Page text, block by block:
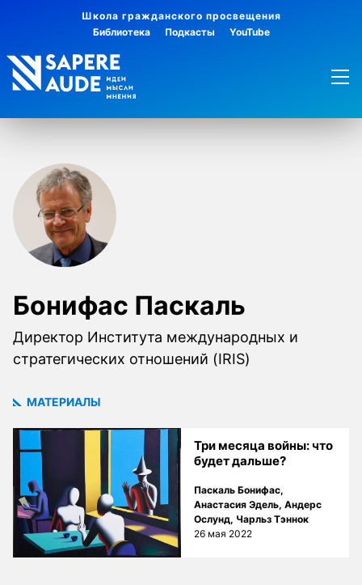
Школа гражданского просвещения
Библиотека
Подкасты YouTube
Бонифас Паскаль
Директор Института международных и
стратегических отношений (IRIS)
МАТЕРИАЛЫ
Три месяца войны: что
будет дальше?
Паскаль Бонифас,
Анастасия Эдель, Андерс
Ослунд, Чарльз Тэннок
26 мая 2022